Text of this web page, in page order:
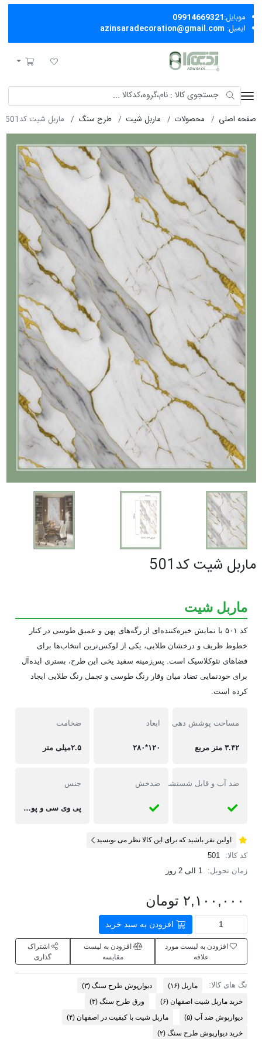
موبایل:09914669321
ایمیل: azinsaradecoration@gmail.com
لیست مورد علاقه
سبد خرید
صفحه اصلی محصولات ماربل شیت طرح سنگ ماربل شیت کد501
ماربل شیت کد501
ماربل شیت
کد ۵۰۱ با نمایش خیره‌کننده‌ای از رگه‌های پهن و عمیق طوسی در کنار
خطوط ظریف و درخشان طلایی، یکی از لوکس‌ترین انتخاب‌ها برای
فضاهای نئوکلاسیک است. پس‌زمینه سفید یخی این طرح، بستری ایده‌آل
برای خودنمایی تضاد میان وقار رنگ طوسی و تجمل رنگ طلایی ایجاد
کرده است.
مساحت پوشش دهی
۳.۴۲ متر مربع
ابعاد
۱۲۰*۲۸۰
ضخامت
۲.۵میلی متر
ضد آب و قابل شستشو ضدخش جنس
پی وی سی و پودر سنگ
اولین نفر باشید که برای این کالا نظر می نویسید
کد کالا:
501
زمان تحویل:
1 الی 2 روز
۲,۱۰۰,۰۰۰ تومان
افزودن به سبد خرید
افزودن به لیست مورد
علاقه
افزودن به لیست
مقایسه
اشتراک
گذاری
تگ های کالا: ماربل(۱۶) دیوارپوش طرح سنگ(۳)
خرید ماربل شیت اصفهان(۶) ورق طرح سنگ(۳)
دیوارپوش ضد آب(۵) ماربل شیت با کیفیت در اصفهان(۴)
خرید دیوارپوش طرح سنگ(۲)